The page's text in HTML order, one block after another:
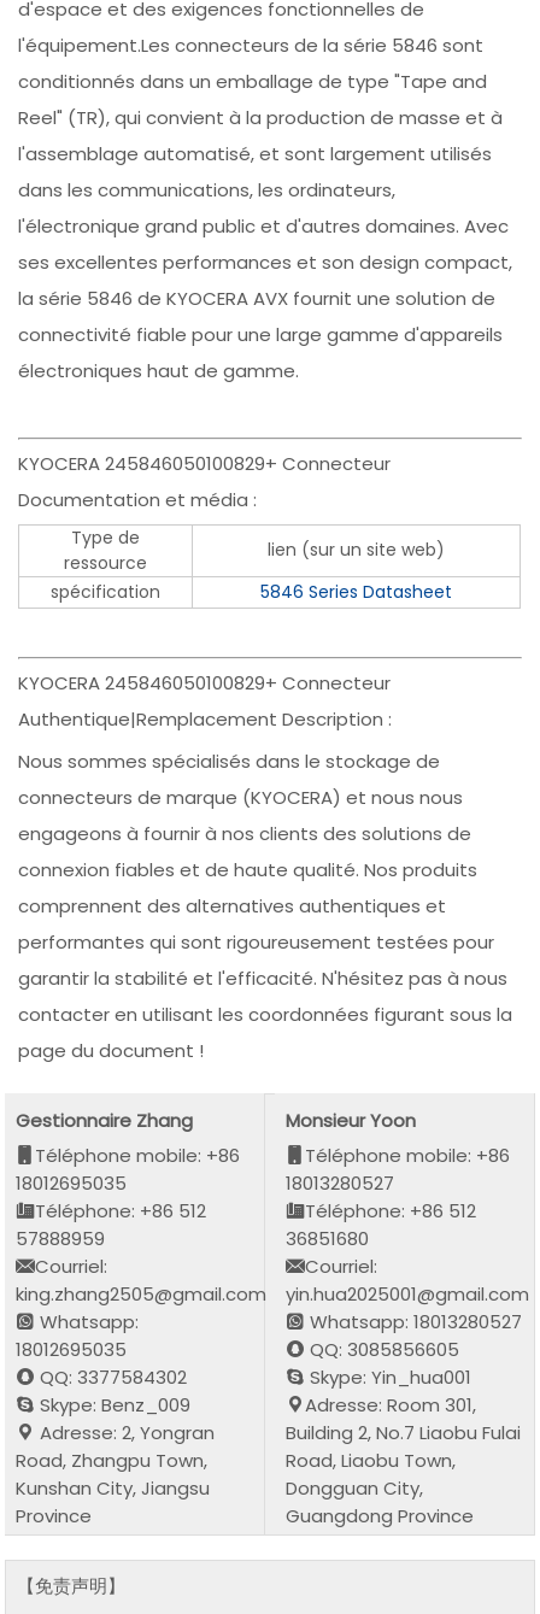
d'espace et des exigences fonctionnelles de
l'équipement.Les connecteurs de la série 5846 sont
conditionnés dans un emballage de type "Tape and
Reel" (TR), qui convient à la production de masse et à
l'assemblage automatisé, et sont largement utilisés
dans les communications, les ordinateurs,
l'électronique grand public et d'autres domaines. Avec
ses excellentes performances et son design compact,
la série 5846 de KYOCERA AVX fournit une solution de
connectivité fiable pour une large gamme d'appareils
électroniques haut de gamme.
KYOCERA 245846050100829+ Connecteur
Documentation et média :
Type de
ressource
lien (sur un site web)
spécification
5846 Series Datasheet
KYOCERA 245846050100829+ Connecteur
Authentique|Remplacement Description :
Nous sommes spécialisés dans le stockage de
connecteurs de marque (KYOCERA) et nous nous
engageons à fournir à nos clients des solutions de
connexion fiables et de haute qualité. Nos produits
comprennent des alternatives authentiques et
performantes qui sont rigoureusement testées pour
garantir la stabilité et l'efficacité. N'hésitez pas à nous
contacter en utilisant les coordonnées figurant sous la
page du document !
Gestionnaire Zhang
Téléphone mobile: +86
18012695035
Téléphone: +86 512
57888959
Courriel:
king.zhang2505@gmail.com
Whatsapp:
18012695035
QQ: 3377584302
Skype: Benz_009
Adresse: 2, Yongran
Road, Zhangpu Town,
Kunshan City, Jiangsu
Province
Monsieur Yoon
Téléphone mobile: +86
18013280527
Téléphone: +86 512
36851680
Courriel:
yin.hua2025001@gmail.com
Whatsapp: 18013280527
QQ: 3085856605
Skype: Yin_hua001
Adresse: Room 301,
Building 2, No.7 Liaobu Fulai
Road, Liaobu Town,
Dongguan City,
Guangdong Province
【免责声明】